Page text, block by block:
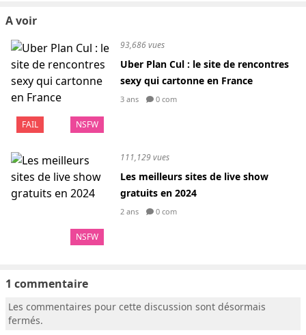
A voir
FAIL NSFW
93,686 vues
Uber Plan Cul : le site de rencontres
sexy qui cartonne en France
3 ans 0 com
NSFW
111,129 vues
Les meilleurs sites de live show
gratuits en 2024
2 ans 0 com
1 commentaire
Les commentaires pour cette discussion sont désormais
fermés.